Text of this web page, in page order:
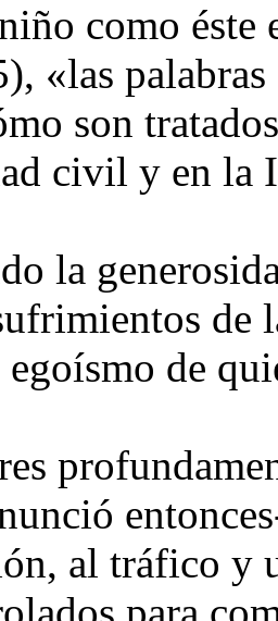
como
«las
son
civil y en la
la
de
de
al tráfico y